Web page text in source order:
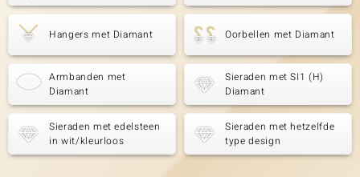
Hangers met Diamant Oorbellen met Diamant
Armbanden met
Diamant
Sieraden met SI1 (H)
Diamant
Sieraden met edelsteen
in wit/kleurloos
Sieraden met hetzelfde
type design